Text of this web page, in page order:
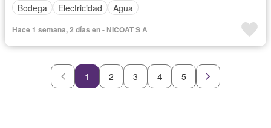
Bodega
Electricidad Agua
Hace 1 semana, 2 días en - NICOAT S A
1 2 3 4 5